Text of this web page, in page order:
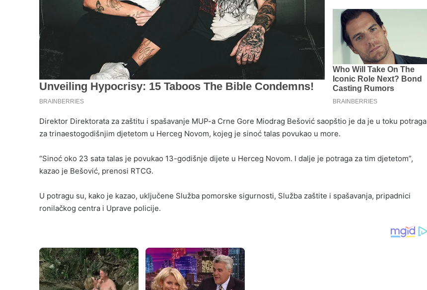
Direktor Direktorata za zaštitu i spašavanje MUP-a Crne Gore Miodrag Bešović saopštio je da je u toku potraga
za trinaestogodišnjim djetetom u Herceg Novom, kojeg je sinoć talas povukao u more.
“Sinoć oko 23 sata talas je povukao 13-godišnje dijete u Herceg Novom. I dalje je potraga za tim djetetom”,
kazao je Bešović, prenosi RTCG.
U potragu su, kako je kazao, uključene Služba pomorske sigurnosti, Služba zaštite i spašavanja, pripadnici
ronilačkog centra i Uprave policije.